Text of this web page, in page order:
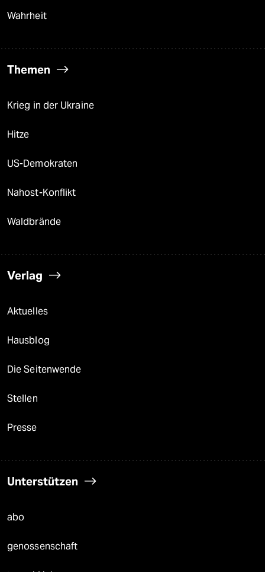
Wahrheit
Themen
Krieg in der Ukraine
Hitze
US-Demokraten
Nahost-Konflikt
Waldbrände
Verlag
Aktuelles
Hausblog
Die Seitenwende
Stellen
Presse
Unterstützen
abo
genossenschaft